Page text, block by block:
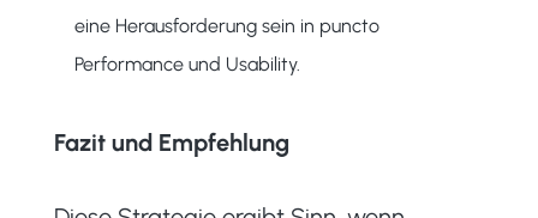
eine Herausforderung sein in puncto
Performance und Usability.
Fazit und Empfehlung